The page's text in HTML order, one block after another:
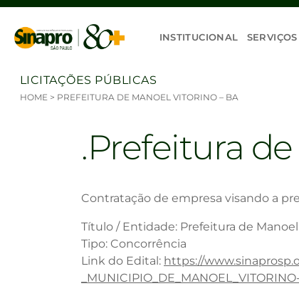
Ir para o conteúdo
INSTITUCIONAL
LICITAÇÕES PÚBLICAS
HOME > PREFEITURA DE MANOEL VITORINO – BA
Prefeitura
Contratação de empresa visando a
Título / Entidade: Prefeitura de
Tipo: Concorrência
Link do Edital: https://